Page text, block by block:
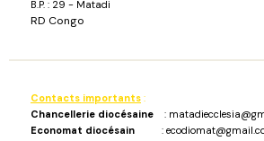
B.P. : 29 - Matadi
RD Congo
Contacts importants :
Chancellerie diocésaine :
Economat diocésain :